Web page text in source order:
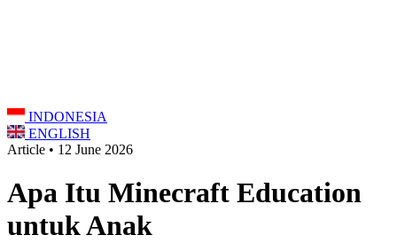
INDONESIA
ENGLISH
Article • 12 June 2026
Apa Itu Minecraft Education
untuk Anak